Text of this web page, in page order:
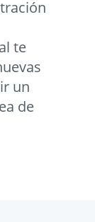
te
un
de